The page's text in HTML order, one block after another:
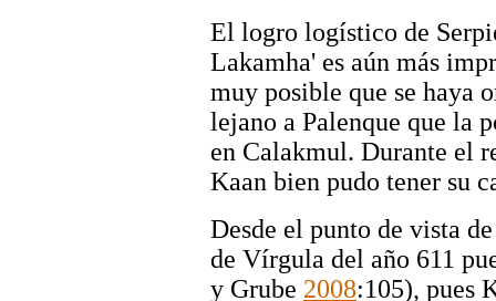
El logro logístico de
Lakamha' es aún más
muy posible que se haya
lejano a Palenque que la
en Calakmul. Durante el
Kaan bien pudo tener su
Desde el punto de vista
de Vírgula del año 611
y Grube 2008:105), pues